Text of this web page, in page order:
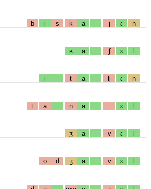
b i s k a j ɛ n
ʁ a ʃ ɛ l
i t a lj ɛ n
t a n a ɛ l
ʒ a v ɛ l
o d ʒ a v ɛ l